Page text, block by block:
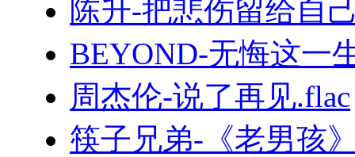
陈升-把悲伤留给自
BEYOND-无悔这一
周杰伦-说了再见.flac
筷子兄弟-《老男孩